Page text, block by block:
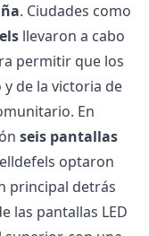
. Ciudades como
llevaron a cabo
permitir que los
de la victoria de
En
seis pantallas
optaron
principal detrás
las pantallas LED